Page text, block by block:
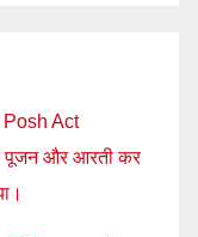
Act
पूजन और आरती कर